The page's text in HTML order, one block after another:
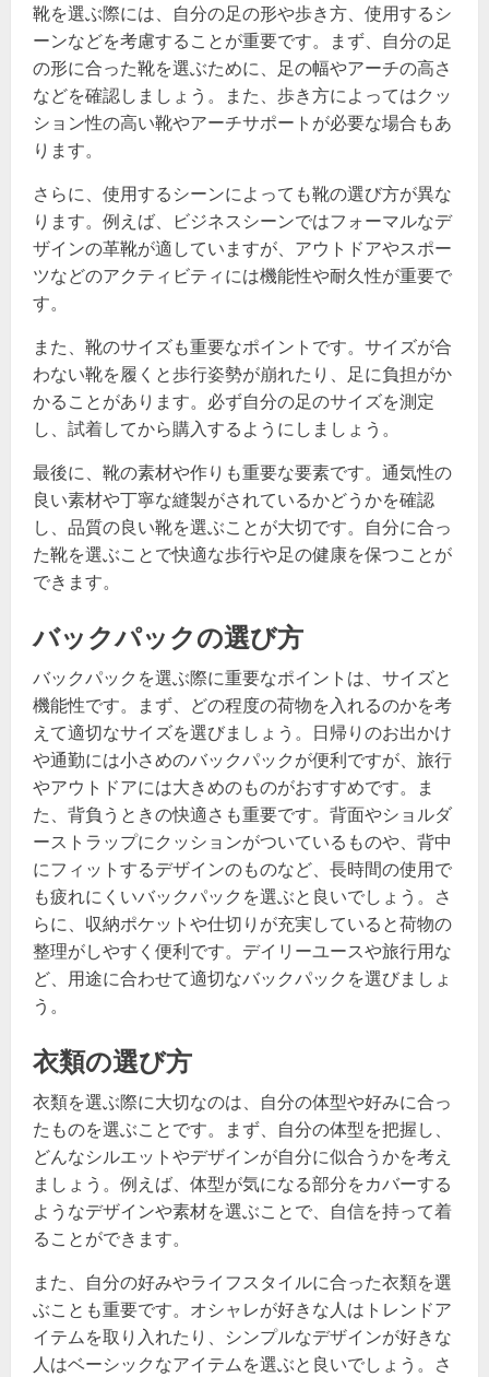
靴を選ぶ際には、自分の足の形や歩き方、使用するシ
ーンなどを考慮することが重要です。まず、自分の足
の形に合った靴を選ぶために、足の幅やアーチの高さ
などを確認しましょう。また、歩き方によってはクッ
ション性の高い靴やアーチサポートが必要な場合もあ
ります。
さらに、使用するシーンによっても靴の選び方が異な
ります。例えば、ビジネスシーンではフォーマルなデ
ザインの革靴が適していますが、アウトドアやスポー
ツなどのアクティビティには機能性や耐久性が重要で
す。
また、靴のサイズも重要なポイントです。サイズが合
わない靴を履くと歩行姿勢が崩れたり、足に負担がか
かることがあります。必ず自分の足のサイズを測定
し、試着してから購入するようにしましょう。
最後に、靴の素材や作りも重要な要素です。通気性の
良い素材や丁寧な縫製がされているかどうかを確認
し、品質の良い靴を選ぶことが大切です。自分に合っ
た靴を選ぶことで快適な歩行や足の健康を保つことが
できます。
バックパックの選び方
バックパックを選ぶ際に重要なポイントは、サイズと
機能性です。まず、どの程度の荷物を入れるのかを考
えて適切なサイズを選びましょう。日帰りのお出かけ
や通勤には小さめのバックパックが便利ですが、旅行
やアウトドアには大きめのものがおすすめです。ま
た、背負うときの快適さも重要です。背面やショルダ
ーストラップにクッションがついているものや、背中
にフィットするデザインのものなど、長時間の使用で
も疲れにくいバックパックを選ぶと良いでしょう。さ
らに、収納ポケットや仕切りが充実していると荷物の
整理がしやすく便利です。デイリーユースや旅行用な
ど、用途に合わせて適切なバックパックを選びましょ
う。
衣類の選び方
衣類を選ぶ際に大切なのは、自分の体型や好みに合っ
たものを選ぶことです。まず、自分の体型を把握し、
どんなシルエットやデザインが自分に似合うかを考え
ましょう。例えば、体型が気になる部分をカバーする
ようなデザインや素材を選ぶことで、自信を持って着
ることができます。
また、自分の好みやライフスタイルに合った衣類を選
ぶことも重要です。オシャレが好きな人はトレンドア
イテムを取り入れたり、シンプルなデザインが好きな
人はベーシックなアイテムを選ぶと良いでしょう。さ